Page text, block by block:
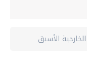
الأسبق